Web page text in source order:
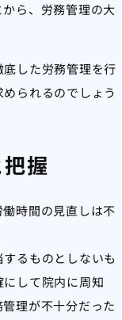
ら、労務管理の大
した労務管理を行
られるのでしょう
握
時間の見直しは不
るものとしないも
して院内に周知
理が不十分だった